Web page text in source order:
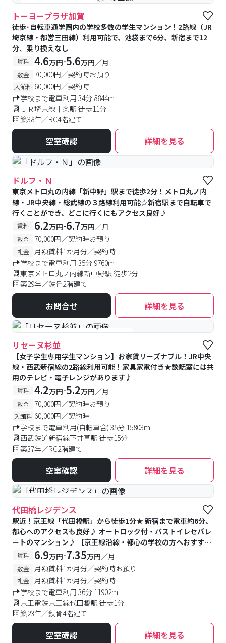
#予約受付中 #空室待ち
トーヨープラザ加賀
徒歩･自転車通学圏内の学校多数の学生マンション！2路線（JR
埼京線・都営三田線）利用可能で、池袋まで6分、新宿まで12
分、乗り換えなし
賃料 4.6万円-5.6万円／月
敷金 70,000円／契約時お預り
入館料 60,000円／契約時
学校まで電車利用 34分 8844m
ＪＲ埼京線十条駅 徒歩11分
築38年／RC4階建て
空室確認 詳細を見る
ドルフ・Ｎ
東京メトロ丸の内線「新中野」駅まで徒歩2分！メトロ丸ノ内
線・JR中央線・総武線の３路線利用可能☆新宿駅まで自転車で
行くことができ、どこに行くにもアクセス良好♪
賃料 6.2万円-6.7万円／月
敷金 70,000円／契約時お預り
礼金
月額賃料1か月分／契約時
学校まで電車利用 35分 9760m
東京メトロ丸ノ内線新中野駅 徒歩2分
築29年／鉄骨2階建て
お問合せ 詳細を見る
#女性専用 #予約受付中 #空室待ち
リセーヌ杉並
【女子学生専用学生マンション】お家賃リーズナブル！JR中央
線・西武新宿線の2路線利用可能！家具家電付き★談話室には共
用のテレビ・電子レンジがあります♪
賃料 4.2万円-5.2万円／月
敷金 70,000円／契約時お預り
入館料 60,000円／契約時
学校まで電車利用(自転車含) 35分 15803m
西武鉄道新宿線下井草駅 徒歩15分
築37年／RC2階建て
空室確認 詳細を見る
#予約受付中 #空室待ち
代田橋レジデンス
駅近！京王線「代田橋駅」から徒歩1分★ 新宿まで電車約6分、
都心へのアクセスも良好♪ オートロック付・バストイレセパレ
ートのマンション♪ 【京王線沿線・都心の学校の方へおすす
め】
賃料 6.9万円-7.35万円／月
敷金 月額賃料1か月分／契約時お預り
礼金
月額賃料1か月分／契約時
学校まで電車利用 36分 11902m
京王電鉄京王線代田橋駅 徒歩1分
築23年／鉄骨4階建て
空室確認 詳細を見る